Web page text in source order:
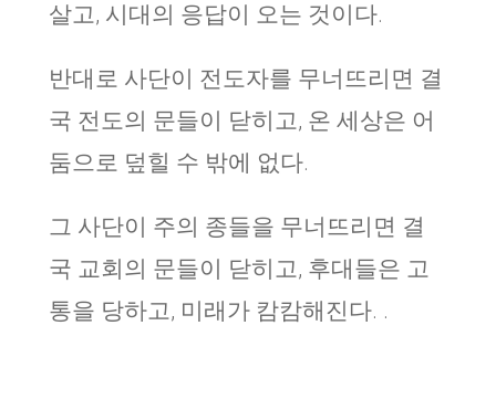
살고, 시대의 응답이 오는 것이다.
반대로 사단이 전도자를 무너뜨리면 결
국 전도의 문들이 닫히고, 온 세상은 어
둠으로 덮힐 수 밖에 없다.
그 사단이 주의 종들을 무너뜨리면 결
국 교회의 문들이 닫히고, 후대들은 고
통을 당하고, 미래가 캄캄해진다. .